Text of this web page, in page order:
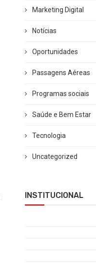
Marketing Digital
Notícias
Oportunidades
Passagens Aéreas
Programas sociais
Saúde e Bem Estar
Tecnologia
Uncategorized
INSTITUCIONAL